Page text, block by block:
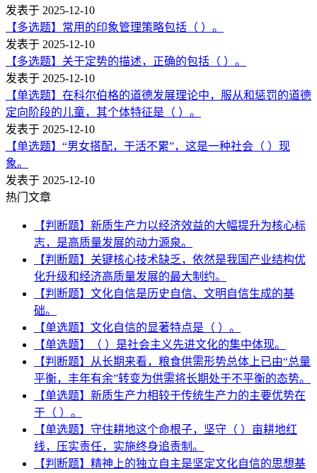
发表于 2025-12-10
【多选题】常用的印象管理策略包括（ ）。
发表于 2025-12-10
【多选题】关于定势的描述，正确的包括（ ）。
发表于 2025-12-10
【单选题】在科尔伯格的道德发展理论中，服从和惩罚的道德
定向阶段的儿童，其个体特征是（ ）。
发表于 2025-12-10
【单选题】“男女搭配，干活不累”，这是一种社会（ ）现
象。
发表于 2025-12-10
热门文章
【判断题】新质生产力以经济效益的大幅提升为核心标
志，是高质量发展的动力源泉。
【判断题】关键核心技术缺乏，依然是我国产业结构优
化升级和经济高质量发展的最大制约。
【判断题】文化自信是历史自信、文明自信生成的基
础。
【单选题】文化自信的显著特点是（ ）。
【单选题】（ ）是社会主义先进文化的集中体现。
【判断题】从长期来看，粮食供需形势总体上已由“总量
平衡，丰年有余”转变为供需将长期处于不平衡的态势。
【单选题】新质生产力相较于传统生产力的主要优势在
于（ ）。
【单选题】守住耕地这个命根子，坚守（ ）亩耕地红
线，压实责任，实施终身追责制。
【判断题】精神上的独立自主是坚定文化自信的思想基